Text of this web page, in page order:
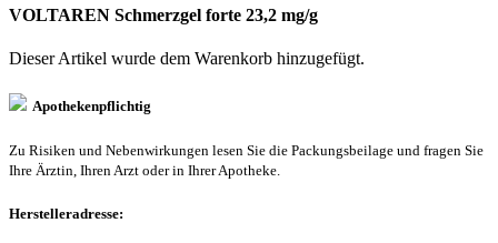
VOLTAREN Schmerzgel forte 23,2 mg/g
Dieser Artikel wurde dem Warenkorb hinzugefügt.
Apothekenpflichtig
Zu Risiken und Nebenwirkungen lesen Sie die Packungsbeilage und fragen Sie
Ihre Ärztin, Ihren Arzt oder in Ihrer Apotheke.
Herstelleradresse: